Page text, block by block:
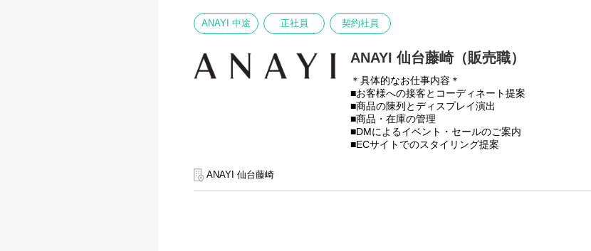
ANAYI 中途 正社員 契約社員
ANAYI 仙台藤崎（販売職）
＊具体的なお仕事内容＊
■お客様への接客とコーディネート提案
■商品の陳列とディスプレイ演出
■商品・在庫の管理
■DMによるイベント・セールのご案内
■ECサイトでのスタイリング提案
※試用期間：入社後6ヶ月間（待遇に変更はありませ
ANAYI 仙台藤崎